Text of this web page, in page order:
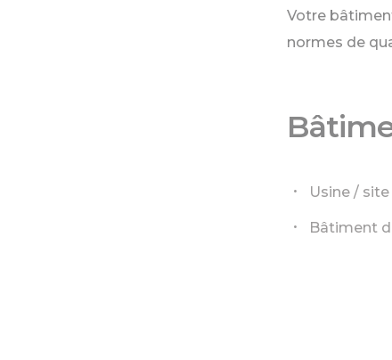
Votre
normes de
Usine /
Bâtiment